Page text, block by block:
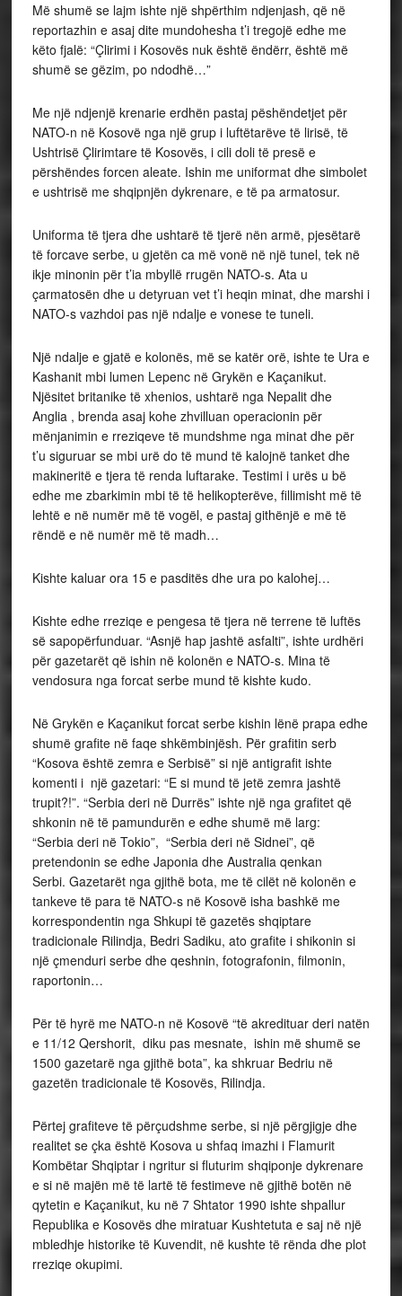
Më shumë se lajm ishte një shpërthim ndjenjash, që në
reportazhin e asaj dite mundohesha t’i tregojë edhe me
këto fjalë: “Çlirimi i Kosovës nuk është ëndërr, është më
shumë se gëzim, po ndodhë…”
Me një ndjenjë krenarie erdhën pastaj pëshëndetjet për
NATO-n në Kosovë nga një grup i luftëtarëve të lirisë, të
Ushtrisë Çlirimtare të Kosovës, i cili doli të presë e
përshëndes forcen aleate. Ishin me uniformat dhe simbolet
e ushtrisë me shqipnjën dykrenare, e të pa armatosur.
Uniforma të tjera dhe ushtarë të tjerë nën armë, pjesëtarë
të forcave serbe, u gjetën ca më vonë në një tunel, tek në
ikje minonin për t’ia mbyllë rrugën NATO-s. Ata u
çarmatosën dhe u detyruan vet t’i heqin minat, dhe marshi i
NATO-s vazhdoi pas një ndalje e vonese te tuneli.
Një ndalje e gjatë e kolonës, më se katër orë, ishte te Ura e
Kashanit mbi lumen Lepenc në Grykën e Kaçanikut.
Njësitet britanike të xhenios, ushtarë nga Nepalit dhe
Anglia , brenda asaj kohe zhvilluan operacionin për
mënjanimin e rreziqeve të mundshme nga minat dhe për
t’u siguruar se mbi urë do të mund të kalojnë tanket dhe
makineritë e tjera të renda luftarake. Testimi i urës u bë
edhe me zbarkimin mbi të të helikopterëve, fillimisht më të
lehtë e në numër më të vogël, e pastaj githënjë e më të
rëndë e në numër më të madh…
Kishte kaluar ora 15 e pasditës dhe ura po kalohej…
Kishte edhe rreziqe e pengesa të tjera në terrene të luftës
së sapopërfunduar. “Asnjë hap jashtë asfalti”, ishte urdhëri
për gazetarët që ishin në kolonën e NATO-s. Mina të
vendosura nga forcat serbe mund të kishte kudo.
Në Grykën e Kaçanikut forcat serbe kishin lënë prapa edhe
shumë grafite në faqe shkëmbinjësh. Për grafitin serb
“Kosova është zemra e Serbisë” si një antigrafit ishte
komenti i një gazetari: “E si mund të jetë zemra jashtë
trupit?!”. “Serbia deri në Durrës” ishte një nga grafitet që
shkonin në të pamundurën e edhe shumë më larg:
“Serbia deri në Tokio”, “Serbia deri në Sidnei”, që
pretendonin se edhe Japonia dhe Australia qenkan
Serbi. Gazetarët nga gjithë bota, me të cilët në kolonën e
tankeve të para të NATO-s në Kosovë isha bashkë me
korrespondentin nga Shkupi të gazetës shqiptare
tradicionale Rilindja, Bedri Sadiku, ato grafite i shikonin si
një çmenduri serbe dhe qeshnin, fotografonin, filmonin,
raportonin…
Për të hyrë me NATO-n në Kosovë “të akredituar deri natën
e 11/12 Qershorit, diku pas mesnate, ishin më shumë se
1500 gazetarë nga gjithë bota”, ka shkruar Bedriu në
gazetën tradicionale të Kosovës, Rilindja.
Përtej grafiteve të përçudshme serbe, si një përgjigje dhe
realitet se çka është Kosova u shfaq imazhi i Flamurit
Kombëtar Shqiptar i ngritur si fluturim shqiponje dykrenare
e si në majën më të lartë të festimeve në gjithë botën në
qytetin e Kaçanikut, ku në 7 Shtator 1990 ishte shpallur
Republika e Kosovës dhe miratuar Kushtetuta e saj në një
mbledhje historike të Kuvendit, në kushte të rënda dhe plot
rreziqe okupimi.